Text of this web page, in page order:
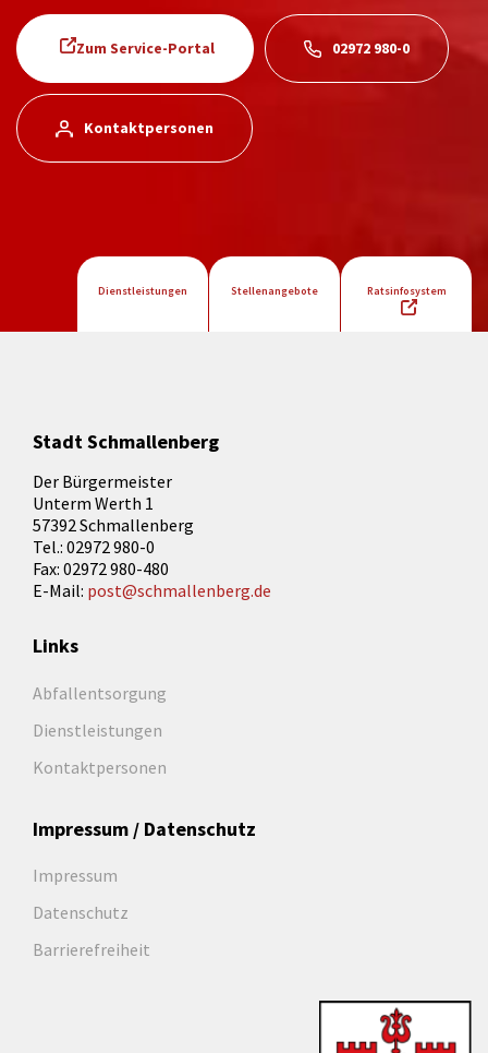
Zum Service-Portal 02972 980-0
Kontaktpersonen
Dienstleistungen Stellenangebote Ratsinfosystem
Stadt Schmallenberg
Der Bürgermeister
Unterm Werth 1
57392 Schmallenberg
Tel.: 02972 980-0
Fax: 02972 980-480
E-Mail: post@schmallenberg.de
Links
Abfallentsorgung
Dienstleistungen
Kontaktpersonen
Impressum / Datenschutz
Impressum
Datenschutz
Barrierefreiheit